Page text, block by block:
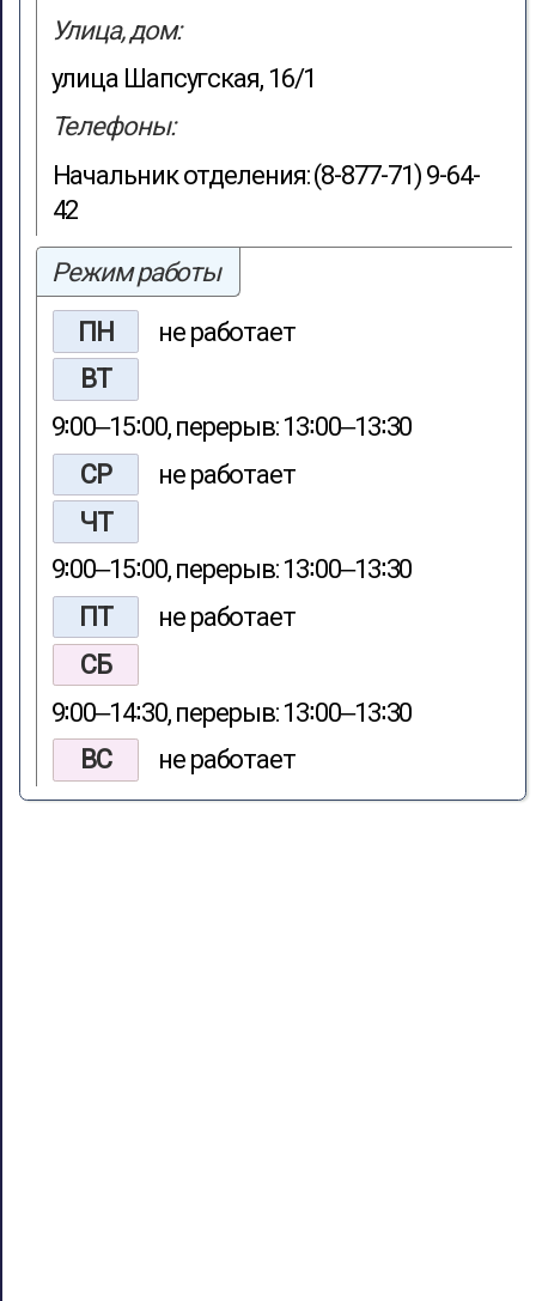
Улица, дом:
улица Шапсугская, 16/1
Телефоны:
Начальник отделения: (8-877-71) 9-64-
42
Режим работы
ПН
не работает
ВТ
9∶00‒15∶00, перерыв: 13∶00‒13∶30
СР
не работает
ЧТ
9∶00‒15∶00, перерыв: 13∶00‒13∶30
ПТ
не работает
СБ
9∶00‒14∶30, перерыв: 13∶00‒13∶30
ВС
не работает